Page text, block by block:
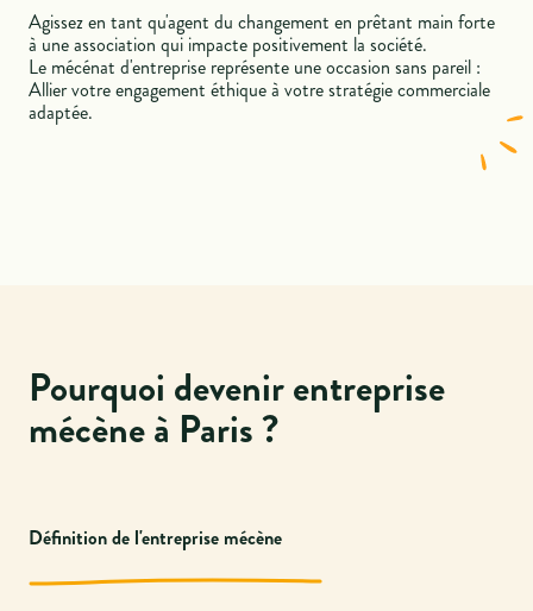
Agissez en tant qu'agent du changement en prêtant main forte
à une association qui impacte positivement la société.
Le mécénat d'entreprise représente une occasion sans pareil :
Allier votre engagement éthique à votre stratégie commerciale
adaptée.
Pourquoi devenir entreprise
mécène à Paris ?
Définition de l'entreprise mécène